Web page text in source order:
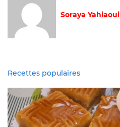
Soraya Yahiaoui
Recettes populaires